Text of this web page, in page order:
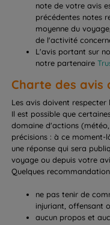
note de votre avis
précédentes notes
moyenne du
de l'activité
L'avis portant sur
notre partenaire
Charte des avis
Les avis doivent
Il est possible que
domaine d'actions
précisions : à ce moment-
une réponse qui sera
voyage ou depuis votre
Quelques
ne pas tenir de
injuriant, offensant
aucun propos et